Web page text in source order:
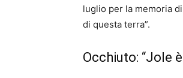
luglio per la memoria
di questa terra”.
Occhiuto: “Jole